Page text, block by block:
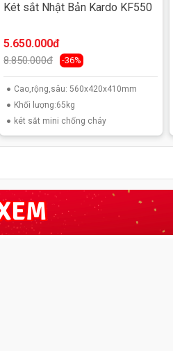
Két sắt Nhật Bản Kardo KF550
5.650.000đ
8.850.000đ -36%
Cao,rộng,sâu: 560x420x410mm
Khối lượng:65kg
két sắt mini chống cháy